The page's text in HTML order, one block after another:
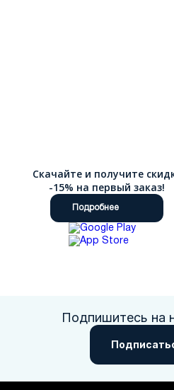
Скачайте и получите
-15% на первый заказ!
Подробнее
Подпишитесь на